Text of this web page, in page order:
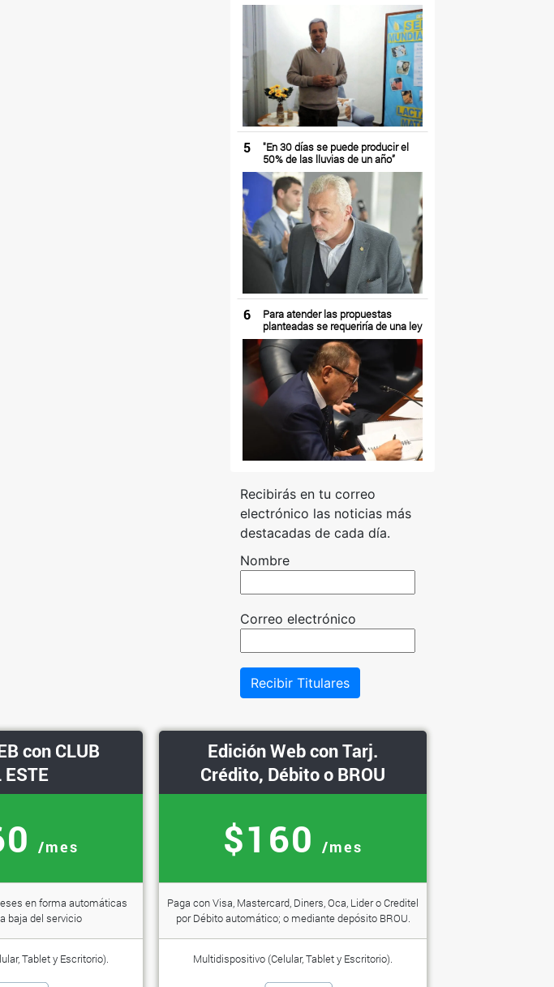
5
"En 30 días se puede producir el
50% de las lluvias de un año”
6
Para atender las propuestas
planteadas se requeriría de una ley
Recibirás en tu correo
electrónico las noticias más
destacadas de cada día.
Nombre
Correo electrónico
Recibir Titulares
con CLUB
ESTE
/mes
en forma automáticas
baja del servicio
Tablet y Escritorio).
Edición Web con Tarj.
Crédito, Débito o BROU
$160 /mes
Paga con Visa, Mastercard, Diners, Oca, Lider o Creditel
por Débito automático; o mediante depósito BROU.
Multidispositivo (Celular, Tablet y Escritorio).